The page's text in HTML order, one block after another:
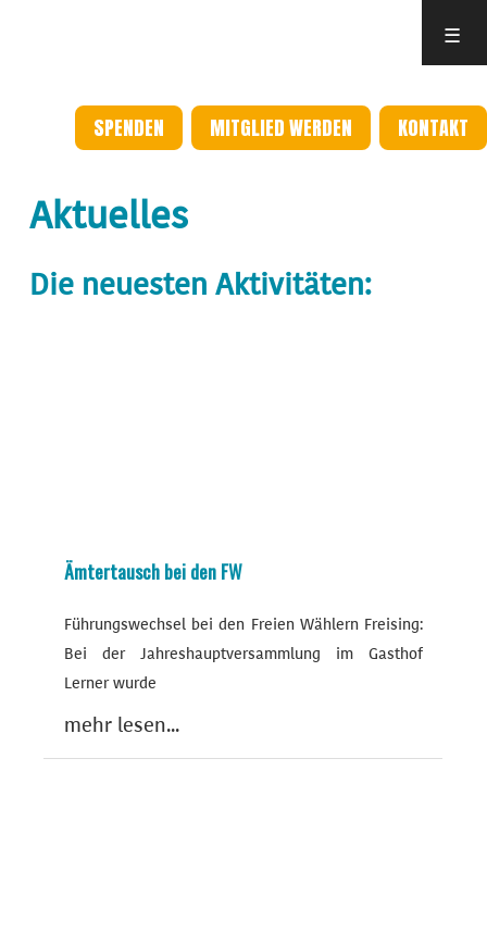
☰
SPENDEN MITGLIED WERDEN KONTAKT
Aktuelles
Die neuesten Aktivitäten:
Ämtertausch bei den FW
Führungswechsel bei den Freien Wählern Freising:
Bei der Jahreshauptversammlung im Gasthof
Lerner wurde
mehr lesen...